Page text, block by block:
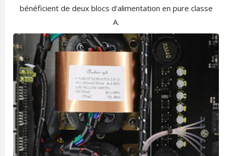
bénéficient de deux blocs d'alimentation en pure classe
A.